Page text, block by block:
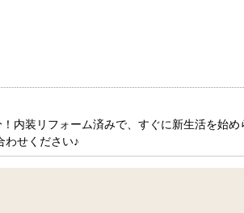
内装リフォーム済みで、すぐに新生活を始め
わせください♪